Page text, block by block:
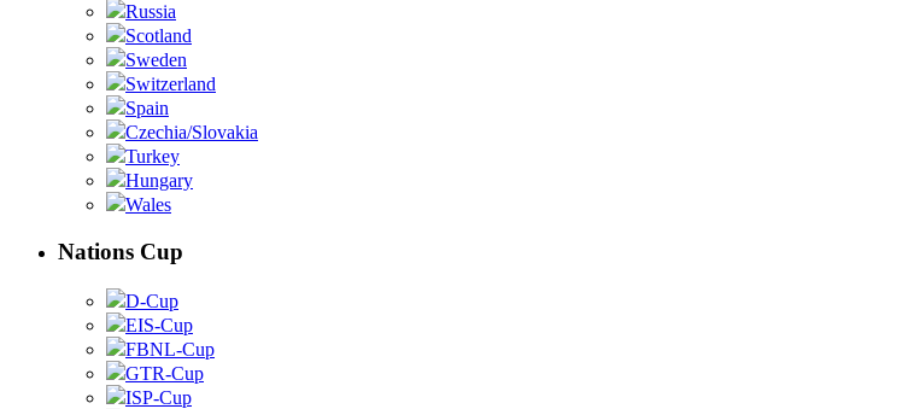
Russia
Scotland
Sweden
Switzerland
Spain
Czechia/Slovakia
Turkey
Hungary
Wales
Nations Cup
D-Cup
EIS-Cup
FBNL-Cup
GTR-Cup
ISP-Cup